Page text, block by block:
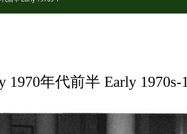
年代前半 Early 1970s-1